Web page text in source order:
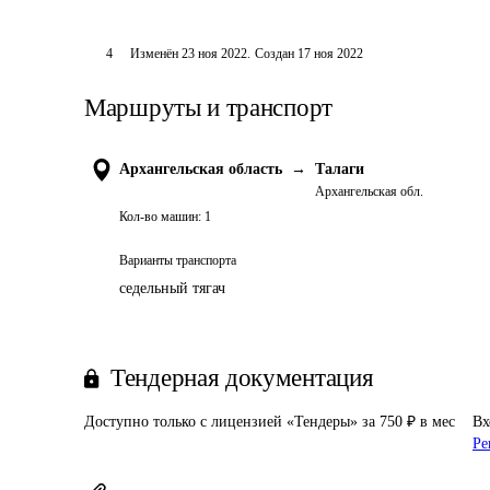
4 Изменён 23 ноя 2022. Создан 17 ноя 2022
Маршруты и транспорт
Архангельская область → Талаги
Архангельская обл.
Кол-во машин: 1
Варианты транспорта
седельный тягач
Тендерная документация
Доступно только с лицензией «Тендеры» за 750 ₽ в мес